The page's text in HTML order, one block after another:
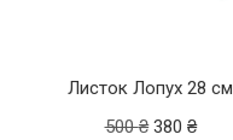
Листок Лопух 28 см
500₴ 380 ₴